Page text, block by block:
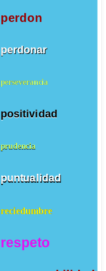
perdon
perdonar
perseverancia
positividad
prudencia
puntualidad
reciedumbre
respeto